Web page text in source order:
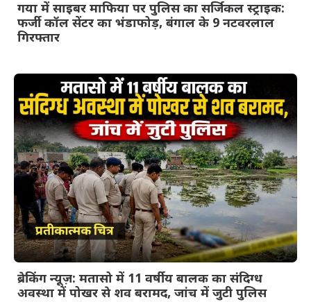
गया में साइबर माफिया पर पुलिस का सर्जिकल स्ट्राइक:
फर्जी कॉल सेंटर का भंडाफोड़, बंगाल के 9 नटवरलाल
गिरफ्तार
ब्रेकिंग न्यूज़: मतासो में 11 वर्षीय बालक का संदिग्ध
अवस्था में पोखर से शव बरामद, जांच में जुटी पुलिस